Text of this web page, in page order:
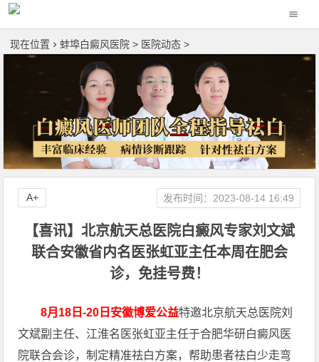
现在位置 蚌埠白癜风医院 > 医院动态 >
【喜讯】北京航天总医院白癜风专家刘文斌
联合安徽省内名医张虹亚主任本周在肥会
诊，免挂号费！
发布时间：2023-08-14 16:49
A+
8月18日-20日安徽博爱公益特邀北京航天总医院刘
文斌副主任、江淮名医张虹亚主任于合肥华研白癜风医
院联合会诊，制定精准祛白方案，帮助患者祛白少走弯